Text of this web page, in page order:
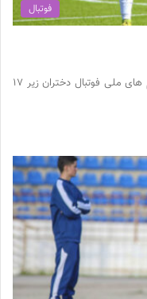
فوتبال
پیروزی نوجوانان ایران برابر قرقیزستان دیدار تیم های ملی فوتبال دختران زیر 17